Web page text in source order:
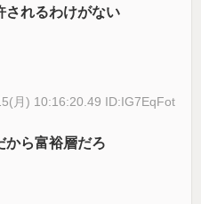
されるわけがない
月) 10:16:20.49 ID:IG7EqFot
から富裕層だろ